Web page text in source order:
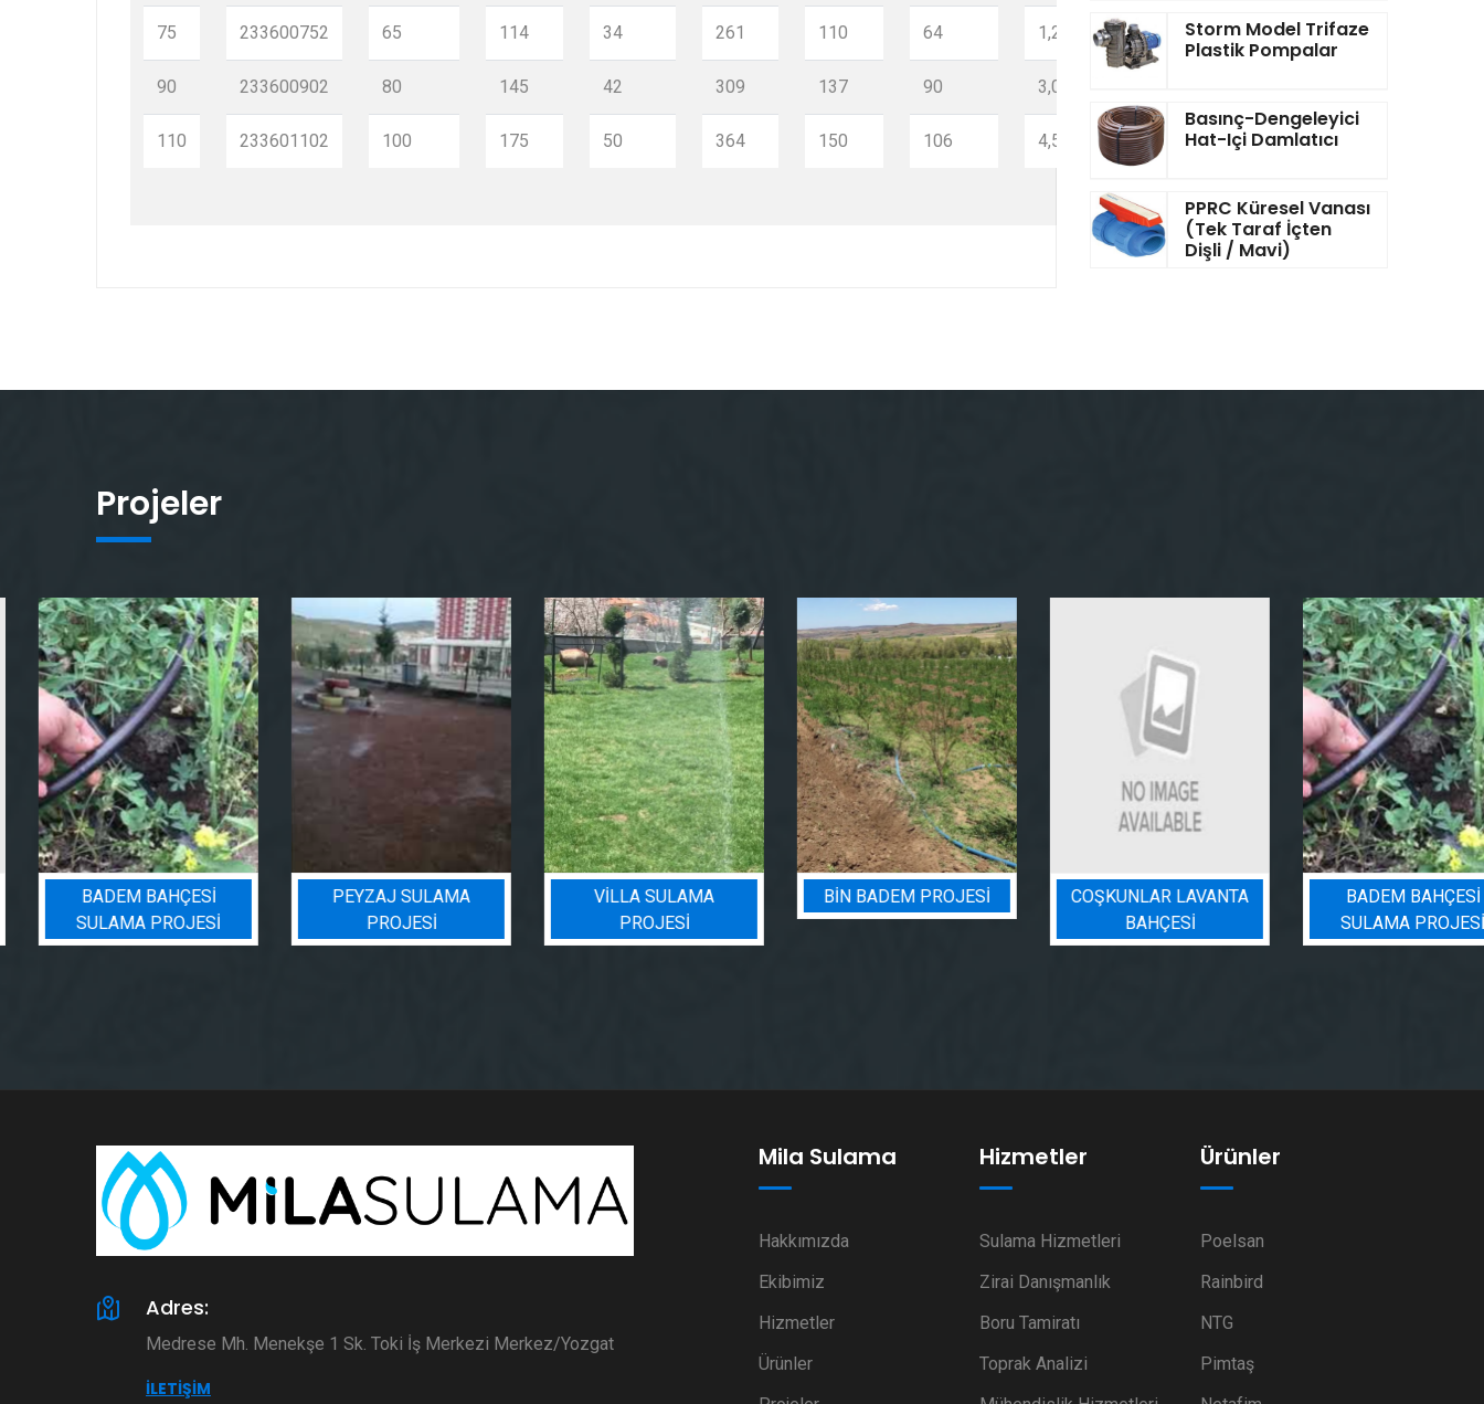
75
90
110
233600752
233600902
233601102
65
80
100
114
145
175
34
42
50
261
309
364
110
137
150
64
90
106
1,271
3,067
4,587
8
4
10
10
Storm Model Trifaze
Plastik Pompalar
Basınç-Dengeleyici
Hat-Içi Damlatıcı
PPRC Küresel Vanası
(Tek Taraf İçten
Dişli / Mavi)
Projeler
BADEM BAHÇESI
SULAMA PROJESI
PEYZAJ SULAMA
PROJESI
VILLA SULAMA
PROJESI
BIN BADEM PROJESI
COŞKUNLAR LAVANTA
BAHÇESİ
BADEM BAHÇESI
SULAMA PROJESI
Adres:
Medrese Mh. Menekşe 1 Sk. Toki İş Merkezi Merkez/Yozgat
İLETIŞIM
Mila Sulama
Hakkımızda
Ekibimiz
Hizmetler
Ürünler
Hizmetler
Sulama Hizmetleri
Zirai Danışmanlık
Boru Tamiratı
Toprak Analizi
Ürünler
Poelsan
Rainbird
NTG
Pimtaş